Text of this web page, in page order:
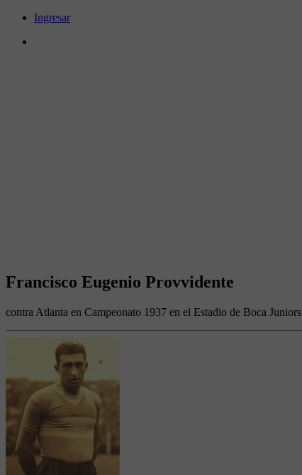
Ingresar
Francisco Eugenio Provvidente
contra Atlanta en Campeonato 1937 en el Estadio de Boca Juniors